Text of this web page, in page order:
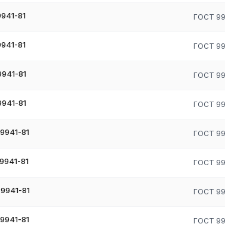
коллекторы котлов высокого давления
и серной кислоты, трубопроводы агрессивных
ГТД, камеры сгорания (ХН60ВТ, ХН78Т)
от качества шва зависит прочность при рабочем
: защита сварочной ванны аргоном с обеих сторон
06Х19Н9Т или Св-07Х19Н10Б. После сварки —
81 ГОСТ
81 ГОСТ
81 ГОСТ
81 ГОСТ
81 ГОСТ
81 ГОСТ
81 ГОСТ
81 ГОСТ